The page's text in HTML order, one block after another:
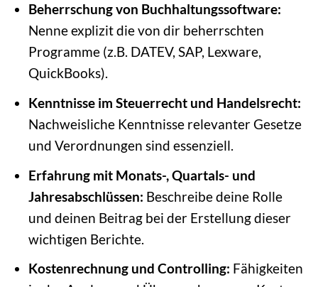
Beherrschung von Buchhaltungssoftware:
Nenne explizit die von dir beherrschten
Programme (z.B. DATEV, SAP, Lexware,
QuickBooks).
Kenntnisse im Steuerrecht und Handelsrecht:
Nachweisliche Kenntnisse relevanter Gesetze
und Verordnungen sind essenziell.
Erfahrung mit Monats-, Quartals- und
Jahresabschlüssen: Beschreibe deine Rolle
und deinen Beitrag bei der Erstellung dieser
wichtigen Berichte.
Kostenrechnung und Controlling: Fähigkeiten